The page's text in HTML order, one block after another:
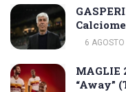
6
MAGLIE
“Away”